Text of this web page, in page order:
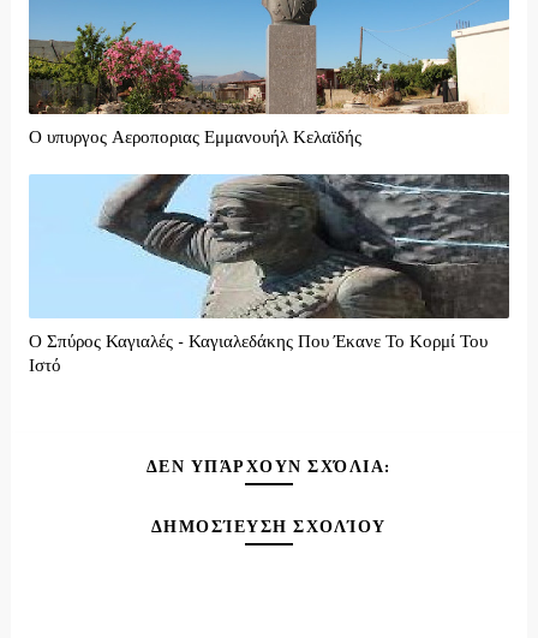
Ο υπυργος Αεροποριας Εμμανουήλ Κελαϊδής
Ο Σπύρος Καγιαλές - Καγιαλεδάκης Που Έκανε Το Κορμί Του
Ιστό
ΔΕΝ ΥΠΆΡΧΟΥΝ ΣΧΌΛΙΑ:
ΔΗΜΟΣΊΕΥΣΗ ΣΧΟΛΊΟΥ